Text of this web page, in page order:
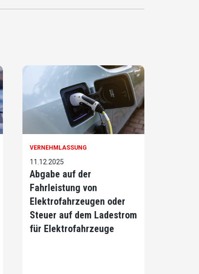
VERNEHMLASSUNG
11.12.2025
Abgabe auf der
Fahrleistung von
Elektrofahrzeugen oder
Steuer auf dem Ladestrom
für Elektrofahrzeuge